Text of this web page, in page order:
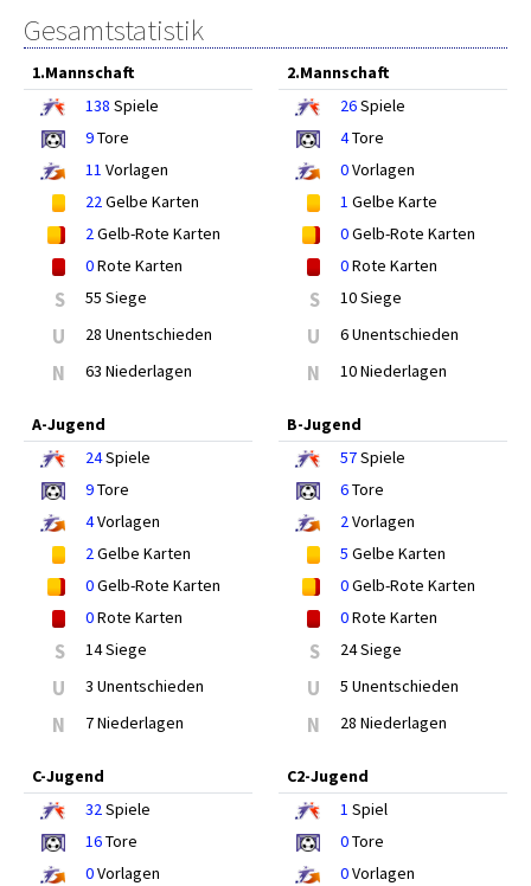
Gesamtstatistik
1.Mannschaft
138 Spiele
9Tore
11 Vorlagen
22Gelbe Karten
2Gelb-Rote Karten
0Rote Karten
S 55 Siege
U 28 Unentschieden
N 63 Niederlagen
2.Mannschaft
26Spiele
4Tore
0Vorlagen
1 Gelbe Karte
0Gelb-Rote Karten
0Rote Karten
S 10 Siege
U 6 Unentschieden
N 10 Niederlagen
A-Jugend
24Spiele
9Tore
4Vorlagen
2Gelbe Karten
0Gelb-Rote Karten
0Rote Karten
S 14 Siege
U 3 Unentschieden
N 7 Niederlagen
B-Jugend
57Spiele
6Tore
2Vorlagen
5 Gelbe Karten
0Gelb-Rote Karten
0Rote Karten
S 24 Siege
U 5 Unentschieden
N 28 Niederlagen
C-Jugend
32Spiele
16Tore
0Vorlagen
C2-Jugend
1 Spiel
0Tore
0Vorlagen